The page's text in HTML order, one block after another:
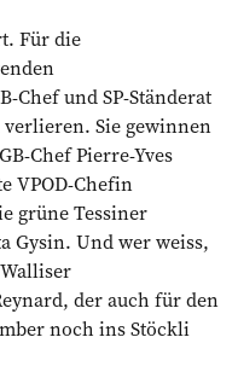
Für die
Chef und SP-Ständerat
Sie gewinnen
Chef Pierre-Yves
VPOD-Chefin
grüne Tessiner
Gysin. Und wer weiss,
der auch für den
noch ins Stöckli